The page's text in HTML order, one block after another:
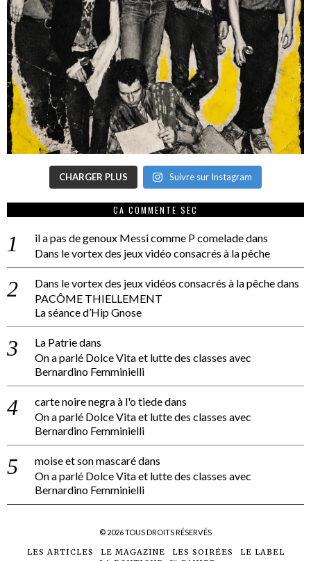
CHARGER PLUS Suivre sur Instagram
CA COMMENTE SEC
il a pas de genoux Messi comme P comeladedans
Dans le vortex des jeux vidéo consacrés à la pêche
Dans le vortex des jeux vidéos consacrés à la pêchedans
PACÔME THIELLEMENT
La séance d’Hip Gnose
La Patriedans
On a parlé Dolce Vita et lutte des classes avec
Bernardino Femminielli
carte noire negra à l'o tiededans
On a parlé Dolce Vita et lutte des classes avec
Bernardino Femminielli
moise et son mascarédans
On a parlé Dolce Vita et lutte des classes avec
Bernardino Femminielli
© 2026TOUS DROITS RÉSERVÉS
LES ARTICLES LE MAGAZINE LES SOIRÉES
LE LABEL